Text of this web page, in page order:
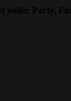
voller Party,